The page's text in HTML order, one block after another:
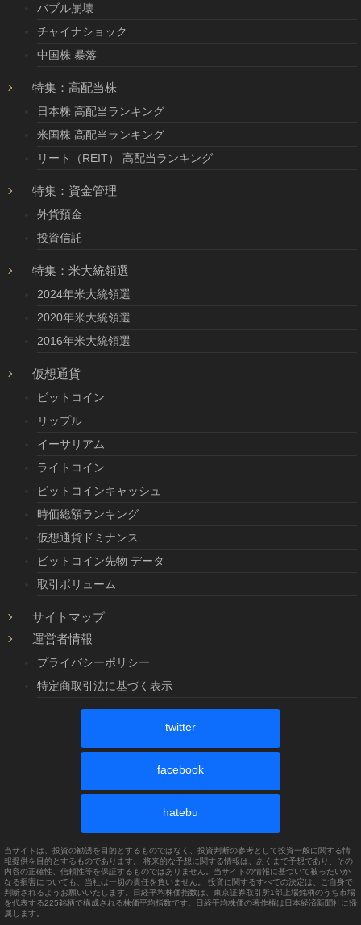
バブル崩壊
チャイナショック
中国株 暴落
特集：高配当株
日本株 高配当ランキング
米国株 高配当ランキング
リート（REIT） 高配当ランキング
特集：資金管理
外貨預金
投資信託
特集：米大統領選
2024年米大統領選
2020年米大統領選
2016年米大統領選
仮想通貨
ビットコイン
リップル
イーサリアム
ライトコイン
ビットコインキャッシュ
時価総額ランキング
仮想通貨ドミナンス
ビットコイン先物 データ
取引ボリューム
サイトマップ
運営者情報
プライバシーポリシー
特定商取引法に基づく表示
twitter
facebook
hatebu
当サイトは、投資の勧誘を目的とするものではなく、投資判断の参考として投資一般に関する情
報提供を目的とするものであります。 将来的な予想に関する情報は、あくまで予想であり、その
内容の正確性、信頼性等を保証するものではありません。当サイトの情報に基づいて被ったいか
なる損害についても、当社は一切の責任を負いません。 投資に関するすべての決定は、ご自身で
判断されるようお願いいたします。日経平均株価指数は、東京証券取引所1部上場銘柄のうち市場
を代表する225銘柄で構成される株価平均指数です。日経平均株価の著作権は日本経済新聞社に帰
属します。